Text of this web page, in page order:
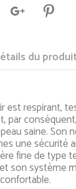
du
est respirant,
par
saine. Son
une sécurité
fine de type
son système